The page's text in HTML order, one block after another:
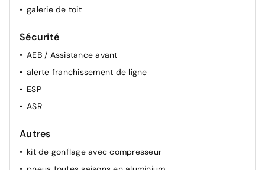
galerie de toit
Sécurité
AEB / Assistance avant
alerte franchissement de ligne
ESP
ASR
Autres
kit de gonflage avec compresseur